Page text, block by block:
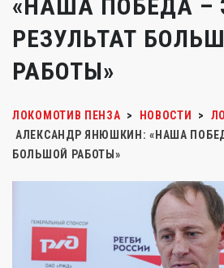
«НАША ПОБЕДА –
РЕЗУЛЬТАТ
РАБОТЫ»
ЛОКОМОТИВ ПЕНЗА > НОВОСТИ >
АЛЕКСАНДР ЯНЮШКИН: «НАША
БОЛЬШОЙ РАБОТЫ»